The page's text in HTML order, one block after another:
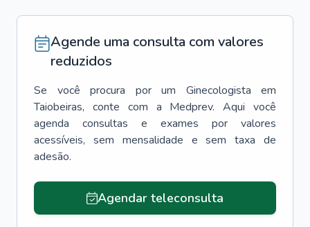
Agende uma consulta com valores
reduzidos
Se você procura por um Ginecologista
em
Taiobeiras, conte com a Medprev. Aqui você
agenda consultas e exames por valores
acessíveis, sem mensalidade e sem taxa de
adesão.
Agendar teleconsulta